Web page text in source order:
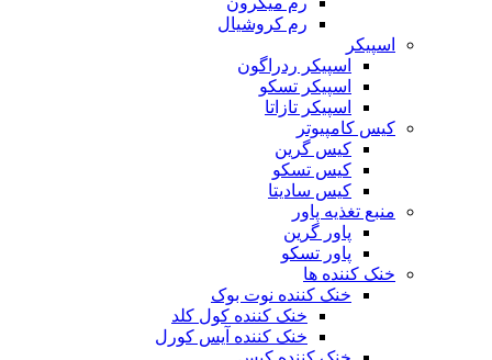
رم کروشیال
اسپیکر
اسپیکر ردراگون
اسپیکر تسکو
اسپیکر تازاتا
کیس کامپیوتر
کیس گرین
کیس تسکو
کیس سادیتا
منبع تغذیه‌ پاور
پاور گرین
پاور تسکو
خنک کننده ها
خنک کننده نوت بوک
خنک کننده کول کلد
خنک کننده آیس کورل